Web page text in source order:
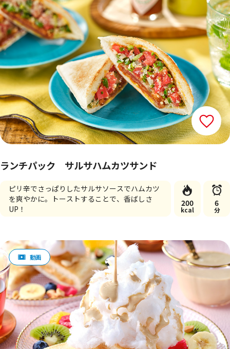
ランチパック サルサハムカツサンド
ピリ辛でさっぱりしたサルサソースでハムカツ
を爽やかに。トーストすることで、香ばしさ
UP！
200
kcal
6
分